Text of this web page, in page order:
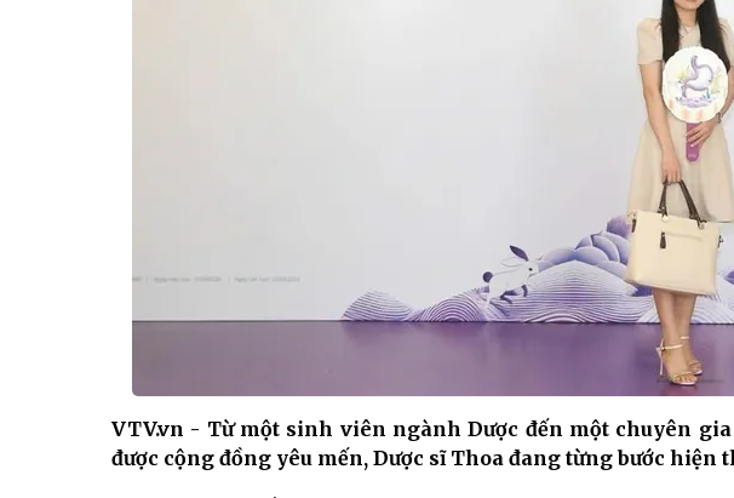
VTV.vn - Từ một sinh viên ngành Dược đến một chuyên gia
được cộng đồng yêu mến, Dược sĩ Thoa đang từng bước hiện